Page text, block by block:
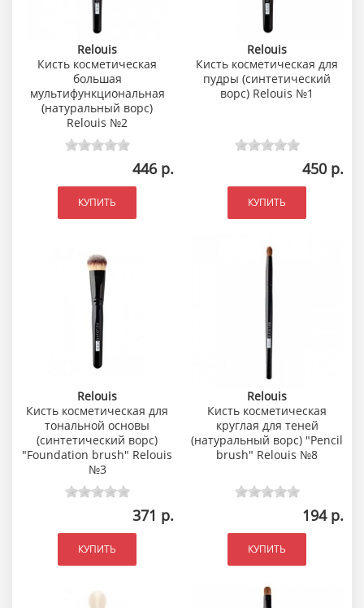
Relouis
Кисть косметическая
большая
мультифункциональная
(натуральный ворс)
Relouis №2
446 р.
КУПИТЬ
Relouis
Кисть косметическая для
пудры (синтетический
ворс) Relouis №1
450 р.
КУПИТЬ
Relouis
Кисть косметическая для
тональной основы
(синтетический ворс)
"Foundation brush" Relouis
№3
371 р.
КУПИТЬ
Relouis
Кисть косметическая
круглая для теней
(натуральный ворс) "Pencil
brush" Relouis №8
194 р.
КУПИТЬ